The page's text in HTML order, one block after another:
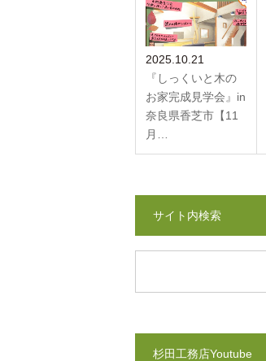
2025.10.21
『しっくいと木の
お家完成見学会』in
奈良県香芝市【11
月…
サイト内検索
杉田工務店Youtube